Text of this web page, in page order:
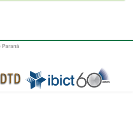
Paraná